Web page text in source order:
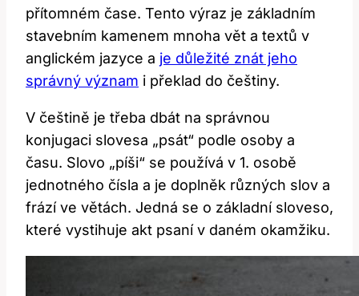
přítomném čase. Tento výraz je základním
stavebním kamenem mnoha vět a textů v
anglickém jazyce a je důležité znát jeho
správný význam i překlad do češtiny.
V češtině je třeba dbát na správnou
konjugaci slovesa „psát“ podle osoby a
času. Slovo „píši“ se používá v 1. osobě
jednotného čísla a je doplněk různých slov a
frází ve větách. Jedná se o základní sloveso,
které vystihuje akt psaní v daném okamžiku.